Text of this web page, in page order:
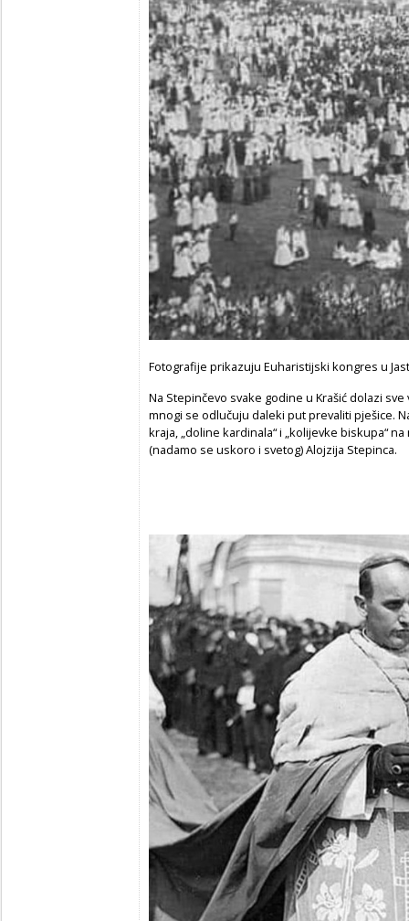
Fotografije prikazuju Euharistijski kongres u
Na Stepinčevo svake godine u Krašić dolazi
mnogi se odlučuju daleki put prevaliti pješice.
kraja, „doline kardinala“ i „kolijevke biskupa“
(nadamo se uskoro i svetog) Alojzija Stepinca.